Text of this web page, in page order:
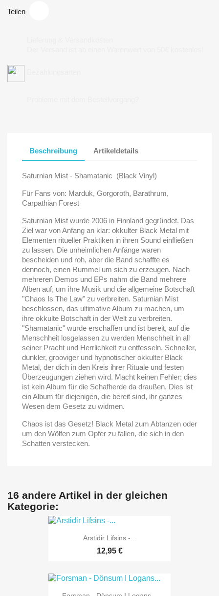
Teilen
Beschreibung Artikeldetails
Saturnian Mist - Shamatanic (Black Vinyl)
Für Fans von: Marduk, Gorgoroth, Barathrum,
Carpathian Forest
Saturnian Mist wurde 2006 in Finnland gegründet. Das
Ziel war von Anfang an klar: okkulter Black Metal mit
Elementen ritueller Praktiken in ihren Sound einfließen
zu lassen. Die unheimlichen Anfänge waren
bescheiden und roh, aber die Band schaffte es
dennoch, einen Rummel um sich zu erzeugen. Nach
mehreren Demos und EPs nahm die Band mehrere
Alben auf, um ihre Musik und die allgemeine Botschaft
"Chaos Is The Law" zu verbreiten. Saturnian Mist
beschlossen, das ultimative Album zu machen, um
ihre okkulte Botschaft in der Welt zu verbreiten.
"Shamatanic" wurde erschaffen und ist bereit, auf die
Menschheit losgelassen zu werden Menschheit in all
seiner Pracht und Herrlichkeit zu entfesseln. Schneller,
dunkler, grooviger und hypnotischer okkulter Black
Metal, der dich in den Kreis ihrer Rituale und festen
Überzeugungen ziehen wird. Macht keinen Fehler; dies
ist kein Album für die Schafherde da draußen. Dies ist
ein Album für diejenigen, die bereit sind, ihr ganzes
Wesen dem Gesetz zu widmen.
Chaos ist das Gesetz! Black Metal zum Abtanzen oder
um den Wölfen zum Opfer zu fallen, die sich in den
Schatten verstecken.
16 andere Artikel in der gleichen
Kategorie:
Arstidir Lifsins -...
12,95 €